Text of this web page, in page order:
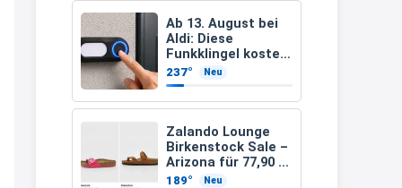
Ab 13. August bei
Aldi: Diese
Funkklingel kostet
nur 3,49 Euro
237° Neu
Zalando Lounge
Birkenstock Sale –
Arizona für 77,90 €
statt 120 €
189° Neu
Och siche den Gutschein
fürmeggelebaguetts
Meggle bagett Gutschein code